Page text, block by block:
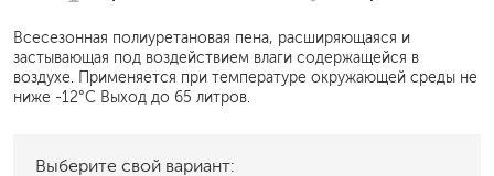
Всесезонная полиуретановая пена, расширяющаяся и
застывающая под воздействием влаги содержащейся в
воздухе. Применяется при температуре окружающей среды не
ниже -12°C Выход до 65 литров.
Выберите свой вариант: